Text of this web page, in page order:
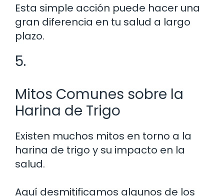
Esta simple acción puede hacer una
gran diferencia en tu salud a largo
plazo.
5.
Mitos Comunes sobre la
Harina de Trigo
Existen muchos mitos en torno a la
harina de trigo y su impacto en la
salud.
Aquí desmitificamos algunos de los